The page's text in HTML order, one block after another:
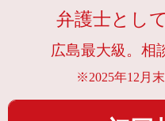
弁護士とし
広島最大級。相
※2025年12月